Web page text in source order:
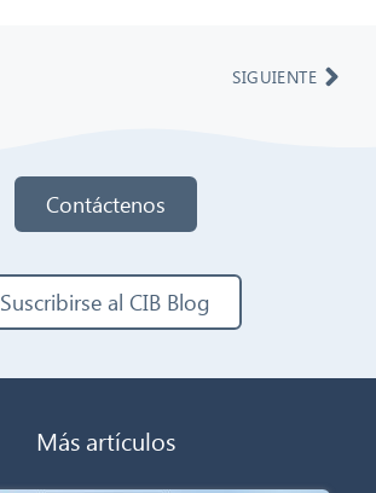
SIGUIENTE
Contáctenos
Suscribirse al CIB Blog
Más artículos